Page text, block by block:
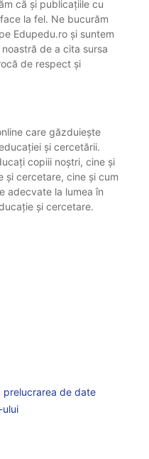
că și publicațiile cu
la fel. Ne bucurăm
Edupedu.ro și suntem
de a cita sursa
de respect și
care găzduiește
și cercetării.
copiii noștri, cine și
și cercetare, cine și cum
adecvate la lumea în
și cercetare.
prelucrarea de date
ului